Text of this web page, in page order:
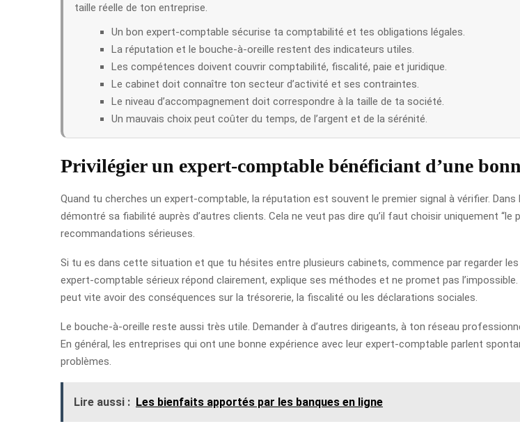
taille réelle de ton entreprise.
Un bon expert-comptable sécurise ta comptabilité et tes obligations légales.
La réputation et le bouche-à-oreille restent des indicateurs utiles.
Les compétences doivent couvrir comptabilité, fiscalité, paie et juridique.
Le cabinet doit connaître ton secteur d’activité et ses contraintes.
Le niveau d’accompagnement doit correspondre à la taille de ta société.
Un mauvais choix peut coûter du temps, de l’argent et de la sérénité.
Privilégier un expert-comptable bénéficiant d’une
Quand tu cherches un expert-comptable, la réputation est souvent le premier signal à vérifier.
démontré sa fiabilité auprès d’autres clients. Cela ne veut pas dire qu’il faut choisir uniquement
recommandations sérieuses.
Si tu es dans cette situation et que tu hésites entre plusieurs cabinets, commence par regarder
expert-comptable sérieux répond clairement, explique ses méthodes et ne promet pas
peut vite avoir des conséquences sur la trésorerie, la fiscalité ou les déclarations sociales.
Le bouche-à-oreille reste aussi très utile. Demander à d’autres dirigeants, à ton réseau
En général, les entreprises qui ont une bonne expérience avec leur expert-comptable parlent
problèmes.
Lire aussi : Les bienfaits apportés par les banques en ligne